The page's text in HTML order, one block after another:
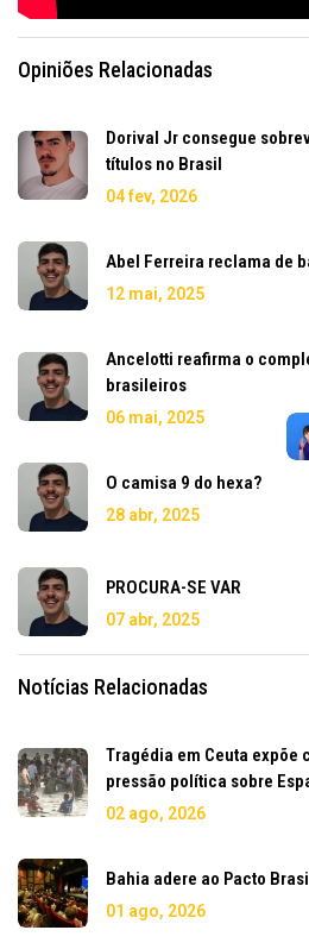
Opiniões Relacionadas
Dorival Jr consegue
títulos no Brasil
04 fev, 2026
Abel Ferreira reclama de
12 mai, 2025
Ancelotti reafirma o
brasileiros
06 mai, 2025
O camisa 9 do hexa?
28 abr, 2025
PROCURA-SE VAR
07 abr, 2025
Notícias Relacionadas
Tragédia em Ceuta expõe
pressão política sobre
02 ago, 2026
Bahia adere ao Pacto
01 ago, 2026